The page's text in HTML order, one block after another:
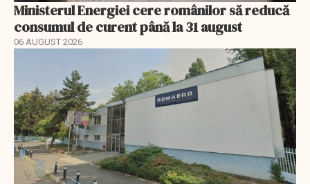
Ministerul Energiei cere românilor să reducă
consumul de curent până la 31 august
06 AUGUST 2026